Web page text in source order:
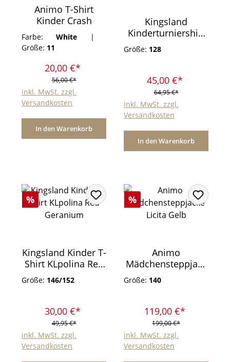
Animo T-Shirt
Kinder Crash
Farbe: White
|
Größe: 11
20,00 €*
56,00 €*
inkl. MwSt. zzgl.
Versandkosten
In den Warenkorb
Kingsland
Kinderturniershirt
KLpinrose White
Größe: 128
45,00 €*
64,95 €*
inkl. MwSt. zzgl.
Versandkosten
In den Warenkorb
Rabatt
%
Kingsland Kinder T-
Shirt KLpolina Red
Geranium
Größe: 146/152
30,00 €*
49,95 €*
inkl. MwSt. zzgl.
Versandkosten
Rabatt
%
Animo
Mädchensteppjack
e Licita Gelb
Größe: 140
119,00 €*
199,00 €*
inkl. MwSt. zzgl.
Versandkosten